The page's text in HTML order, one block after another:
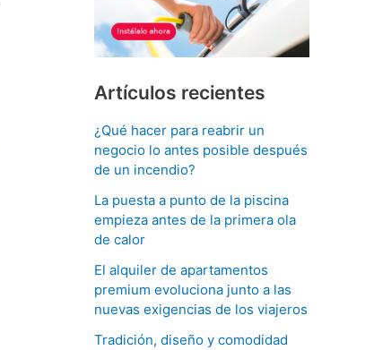
Artículos recientes
¿Qué hacer para reabrir un
negocio lo antes posible después
de un incendio?
La puesta a punto de la piscina
empieza antes de la primera ola
de calor
El alquiler de apartamentos
premium evoluciona junto a las
nuevas exigencias de los viajeros
Tradición, diseño y comodidad